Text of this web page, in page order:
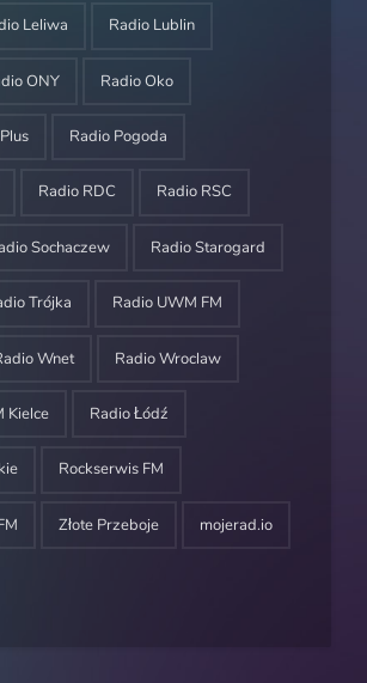
Leliwa Radio Lublin
ONY Radio Oko
Radio Pogoda
Radio RDC Radio RSC
Sochaczew Radio Starogard
Trójka Radio UWM FM
Wnet Radio Wroclaw
Kielce Radio Łódź
Rockserwis FM
Złote Przeboje mojerad.io